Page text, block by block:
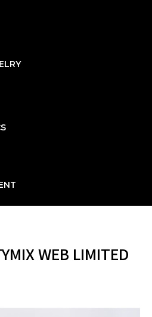
WEB LIMITED